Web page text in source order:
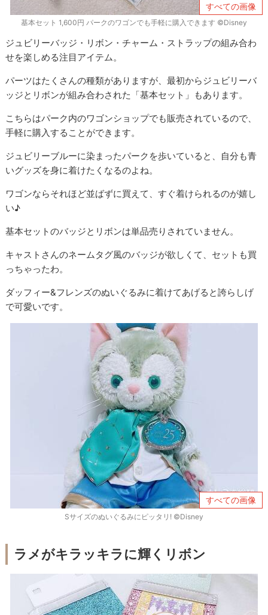
すべての画像
基本セット 1,600円 パークのワゴンでも手軽に購入できます ©Disney
ジュビリーバッジ・リボン・チャーム・ストラップの組み合わ
せを楽しめる注目アイテム。
パーツはたくさんの種類がありますが、最初からジュビリーバ
ッジとリボンが組み合わされた「基本セット」もあります。
こちらはパーク内のワゴンショップでも販売されているので、
手軽に購入することができます。
ジュビリーブルーに染まったパークを歩いていると、自分も青
いグッズを身に着けたくなるのよね。
ワゴンならそれほど並ばずに買えて、すぐ着けられるのが嬉し
い♪
基本セットのバッジとリボンは単品売りされていません。
キャストさんのネームタグ風のバッジが欲しくて、セットも買
っちゃったわ。
ダッフィー&フレンズのぬいぐるみに着けてあげると誇らしげ
で可愛いです。
すべての画像
Sサイズのぬいぐるみにピッタリ! ©Disney
ラメがキラッキラに輝くリボン